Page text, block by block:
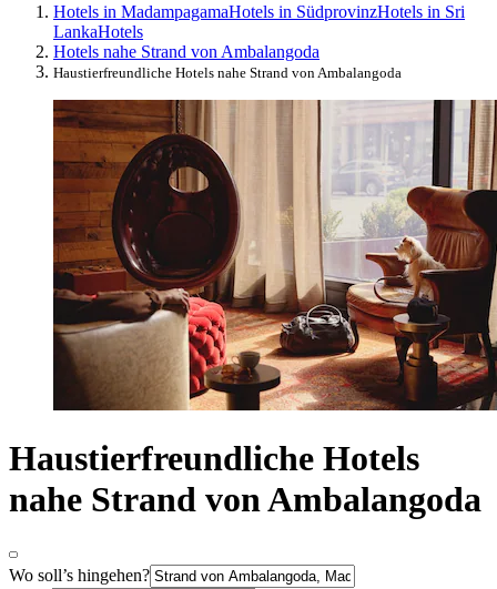
Hotels in MadampagamaHotels in SüdprovinzHotels in Sri
LankaHotels
Hotels nahe Strand von Ambalangoda
Haustierfreundliche Hotels nahe Strand von Ambalangoda
Haustierfreundliche Hotels
nahe Strand von Ambalangoda
Wo soll’s hingehen?